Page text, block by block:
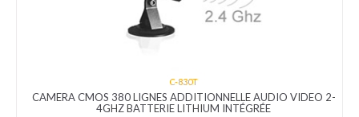
C-830T
CAMERA CMOS 380 LIGNES ADDITIONNELLE AUDIO VIDEO 2-
4GHZ BATTERIE LITHIUM INTÉGRÉE